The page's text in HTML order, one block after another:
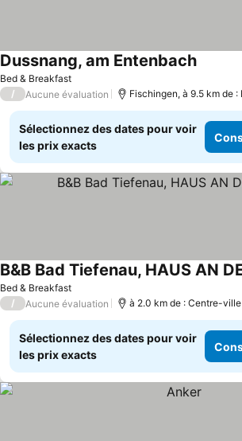
Bed & Breakfast
Dussnang, am Entenbach
/ Aucune évaluation Fischingen, à 9.5 km de :
Sélectionnez des dates pour voir
les prix exacts
Bed & Breakfast
B&B Bad Tiefenau, HAUS AN
/ Aucune évaluation à 2.0 km de : Centre-ville
Sélectionnez des dates pour voir
les prix exacts